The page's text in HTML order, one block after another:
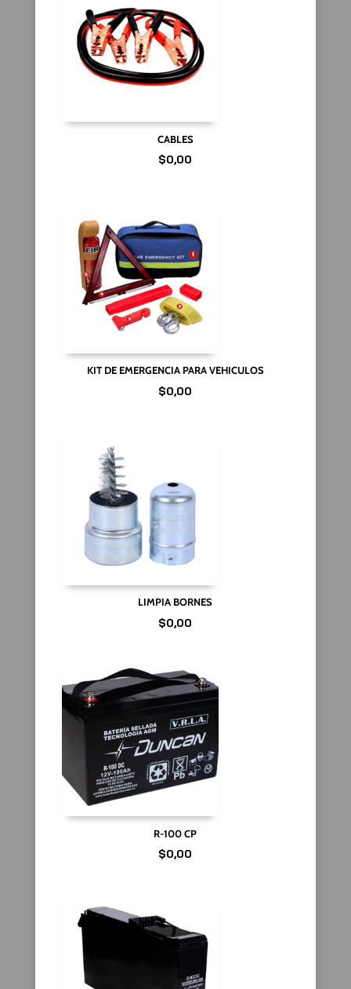
CABLES
$0,00
KIT DE EMERGENCIA PARA VEHICULOS
$0,00
LIMPIA BORNES
$0,00
R-100 CP
$0,00